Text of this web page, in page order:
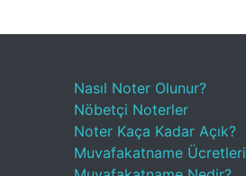
Nasıl Noter Olunur?
Nöbetçi Noterler
Noter Kaça Kadar Açık?
Muvafakatname Ücretleri